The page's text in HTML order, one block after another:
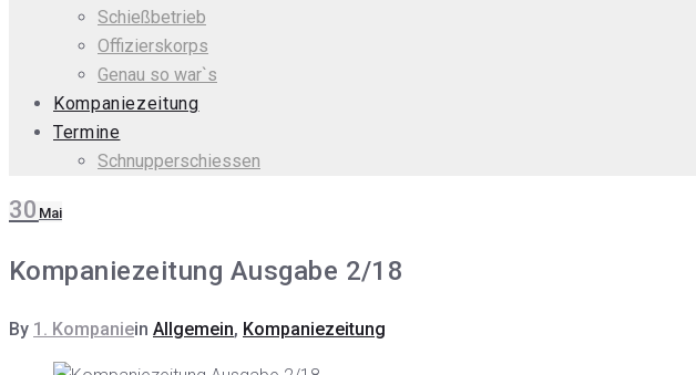
Schießbetrieb
Offizierskorps
Genau so war`s
Kompaniezeitung
Termine
Schnupperschiessen
30 Mai
Kompaniezeitung Ausgabe 2/18
By 1. Kompaniein Allgemein, Kompaniezeitung